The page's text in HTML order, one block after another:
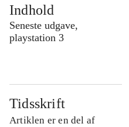
Indhold
Seneste udgave,
playstation 3
Tidsskrift
Artiklen er en del af